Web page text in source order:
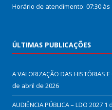
Horário de atendimento: 07:30 às
ÚLTIMAS PUBLICAÇÕES
A VALORIZAÇÃO DAS HISTÓRIAS
de abril de 2026
AUDIÊNCIA PÚBLICA – LDO 2027 1